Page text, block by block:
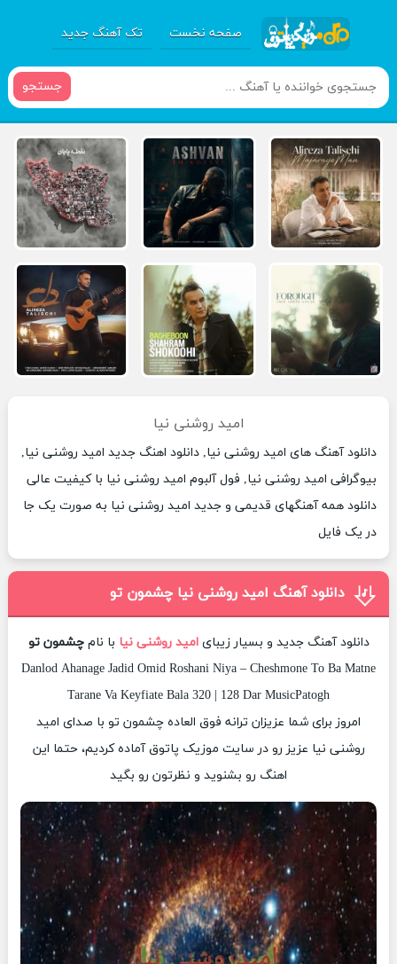
صفحه نخست تک آهنگ جدید
جستجو
امید روشنی نیا
دانلود آهنگ های امید روشنی نیا, دانلود اهنگ جدید امید روشنی نیا,
بیوگرافی امید روشنی نیا, فول آلبوم امید روشنی نیا با کیفیت عالی
دانلود همه آهنگهای قدیمی و جدید امید روشنی نیا به صورت یک جا
در یک فایل
دانلود آهنگ امید روشنی نیا چشمون تو
دانلود آهنگ جدید و بسیار زیبایامید روشنی نیا با نامچشمون تو
Danlod Ahanage Jadid Omid Roshani Niya – Cheshmone To Ba Matne
Tarane Va Keyfiate Bala 320 | 128 Dar MusicPatogh
امروز برای شما عزیزان ترانه فوق العاده چشمون تو با صدای امید
روشنی نیا عزیز رو در سایت موزیک پاتوق آماده کردیم، حتما این
اهنگ رو بشنوید و نظرتون رو بگید